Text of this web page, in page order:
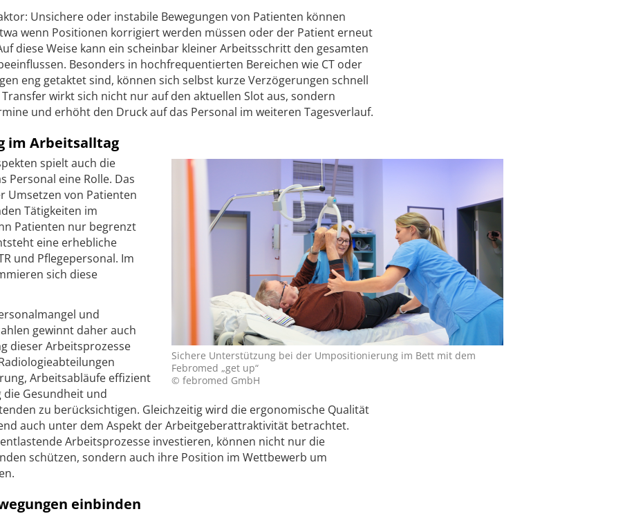
Unsichere oder instabile Bewegungen von Patienten können
wenn Positionen korrigiert werden müssen oder der Patient erneut
diese Weise kann ein scheinbar kleiner Arbeitsschritt den gesamten
Besonders in hochfrequentierten Bereichen wie CT oder
eng getaktet sind, können sich selbst kurze Verzögerungen schnell
wirkt sich nicht nur auf den aktuellen Slot aus, sondern
und erhöht den Druck auf das Personal im weiteren Tagesverlauf.
im Arbeitsalltag
Sichere Unterstützung bei der Umpositionierung im Bett mit dem
Febromed „get up“
© febromed GmbH
spielt auch die
Personal eine Rolle. Das
Umsetzen von Patienten
Tätigkeiten im
Patienten nur begrenzt
eine erhebliche
und Pflegepersonal. Im
sich diese
und
gewinnt daher auch
dieser Arbeitsprozesse
Arbeitsabläufe effizient
Gesundheit und
zu berücksichtigen. Gleichzeitig wird die ergonomische Qualität
auch unter dem Aspekt der Arbeitgeberattraktivität betrachtet.
Arbeitsprozesse investieren, können nicht nur die
schützen, sondern auch ihre Position im Wettbewerb um
einbinden